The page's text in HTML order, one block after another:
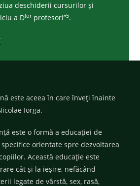
deschiderii cursurilor şi
a Dlorprofesori”5.
este aceea în care înveţi înainte
Iorga.
este o formă a educației de
orientate spre dezvoltarea
Această educație este
cât și la ieșire, nefăcând
legate de vârstă, sex, rasă,